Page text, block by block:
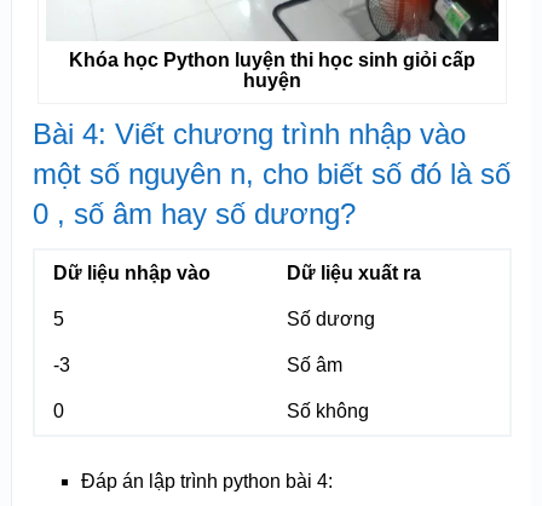
Khóa học Python luyện thi học sinh giỏi cấp
huyện
Bài 4: Viết chương trình nhập vào
một số nguyên n, cho biết số đó là số
0 , số âm hay số dương?
Dữ liệu nhập vào Dữ liệu xuất ra
5 Số dương
-3 Số âm
0 Số không
Đáp án lập trình python bài 4: